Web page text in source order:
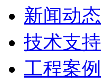
新闻动态
技术支持
工程案例